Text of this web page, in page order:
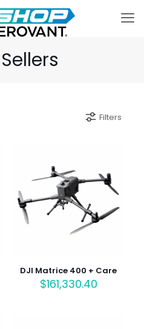
Filters
DJI Matrice 400 + Care
$161,330.40